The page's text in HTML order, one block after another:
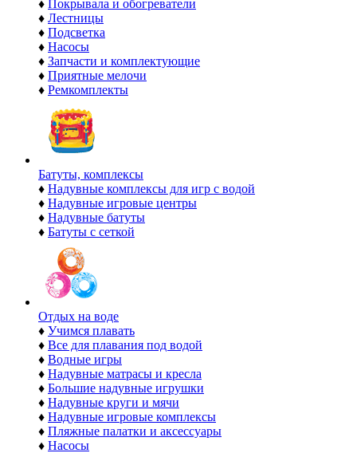
♦ Покрывала и обогреватели
♦ Лестницы
♦ Подсветка
♦ Насосы
♦ Запчасти и комплектующие
♦ Приятные мелочи
♦ Ремкомплекты
Батуты, комплексы
♦ Надувные комплексы для игр с водой
♦ Надувные игровые центры
♦ Надувные батуты
♦ Батуты с сеткой
Отдых на воде
♦ Учимся плавать
♦ Все для плавания под водой
♦ Водные игры
♦ Надувные матрасы и кресла
♦ Большие надувные игрушки
♦ Надувные круги и мячи
♦ Надувные игровые комплексы
♦ Пляжные палатки и аксессуары
♦ Насосы